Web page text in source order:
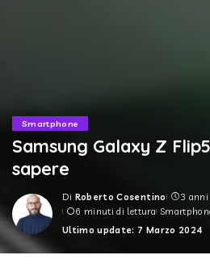
Smartphone
Samsung Galaxy Z
sapere
Posted
by
Di Roberto Cosentino 3
6 minuti di lettura
Ultimo update: 7 Marzo 2024